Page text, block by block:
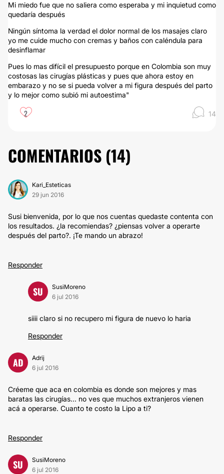
Mi miedo fue que no saliera como esperaba y mi inquietud como
quedaría después
Ningún síntoma la verdad el dolor normal de los masajes claro
yo me cuide mucho con cremas y baños con caléndula para
desinflamar
Pues lo mas difícil el presupuesto porque en Colombia son muy
costosas las cirugías plásticas y pues que ahora estoy en
embarazo y no se si pueda volver a mi figura después del parto
y lo mejor como subió mi autoestima"
2 14
COMENTARIOS (14)
Kari_Esteticas
29 jun 2016
Susi bienvenida, por lo que nos cuentas quedaste contenta con
los resultados. ¿la recomiendas? ¿piensas volver a operarte
después del parto?. ¡Te mando un abrazo!
Responder
SU
SusiMoreno
6 jul 2016
siiii claro si no recupero mi figura de nuevo lo haria
Responder
AD
Adrij
6 jul 2016
Créeme que aca en colombia es donde son mejores y mas
baratas las cirugías... no ves que muchos extranjeros vienen
acá a operarse. Cuanto te costo la Lipo a ti?
Responder
SU
SusiMoreno
6 jul 2016